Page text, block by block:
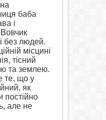
баба
і
без людей.
місцині
тісний
та землею.
те, що у
як
постійно
але не